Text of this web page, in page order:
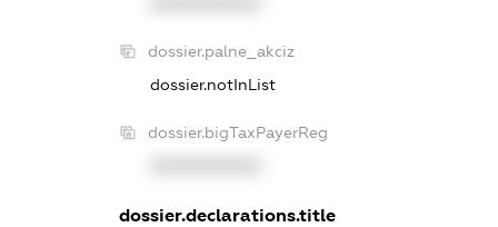
dossier.palne_akciz
dossier.notInList
dossier.bigTaxPayerReg
dossier.declarations.title